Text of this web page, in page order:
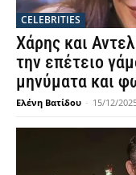
CELEBRITIES
Χάρης και
την επέτειο
μηνύματα και
Ελένη Βατίδου - 15/12/